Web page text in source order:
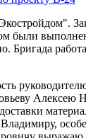
были
Бригада
Алексею